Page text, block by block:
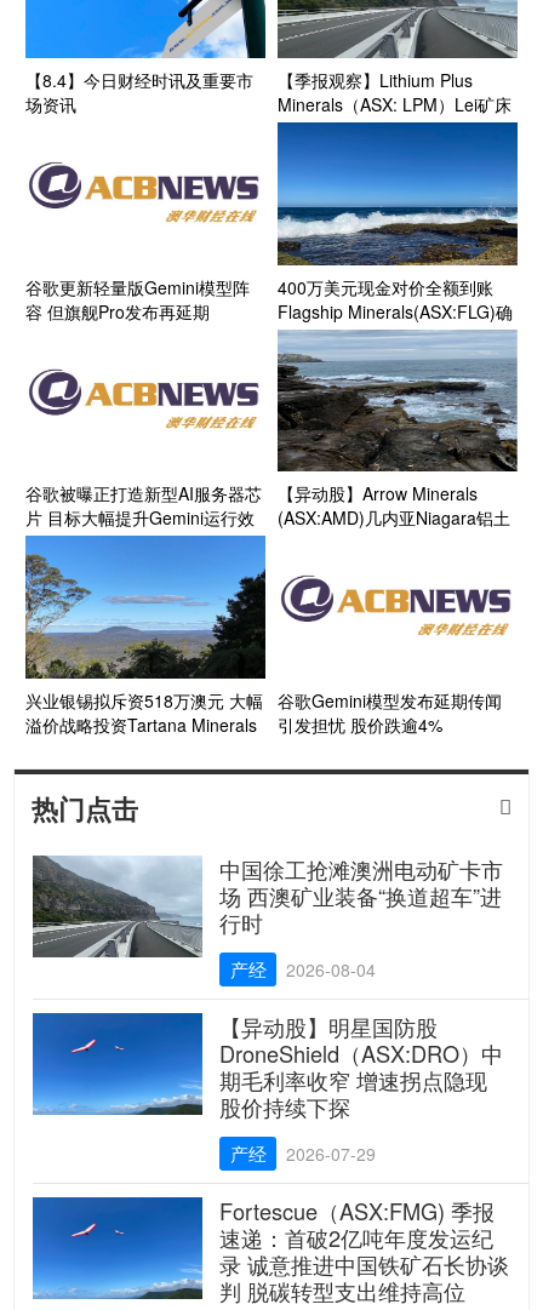
【8.4】今日财经时讯及重要市
场资讯
【季报观察】Lithium Plus
Minerals（ASX: LPM）Lei矿床
含氧化锂金属量获34%大幅增长
谷歌更新轻量版Gemini模型阵
容 但旗舰Pro发布再延期
400万美元现金对价全额到账
Flagship Minerals(ASX:FLG)确
认完成泰国锂矿项目出售 全力
聚焦智利210万盎司规模Isidora
金矿开发及加拿大铜业务ASX分
拆上市
谷歌被曝正打造新型AI服务器芯
片 目标大幅提升Gemini运行效
率
【异动股】Arrow Minerals
(ASX:AMD)几内亚Niagara铝土
兴业银锡拟斥资518万澳元 大幅
溢价战略投资Tartana Minerals
ASX银锡铜锌资源平台获中国矿
业资本支持
谷歌Gemini模型发布延期传闻
引发担忧 股价跌逾4%
热门点击 
中国徐工抢滩澳洲电动矿卡市
场 西澳矿业装备“换道超车”进
行时
产经 2026-08-04
【异动股】明星国防股
DroneShield（ASX:DRO）中
期毛利率收窄 增速拐点隐现
股价持续下探
产经 2026-07-29
Fortescue（ASX:FMG) 季报
速递：首破2亿吨年度发运纪
录 诚意推进中国铁矿石长协谈
判 脱碳转型支出维持高位